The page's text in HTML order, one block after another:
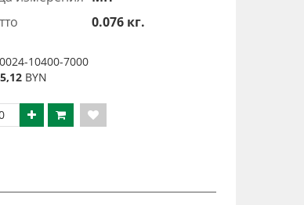
0.076 кг.
10400-7000
BYN